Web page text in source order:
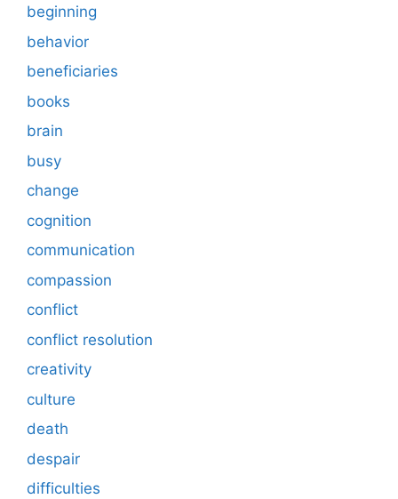
beginning
behavior
beneficiaries
books
brain
busy
change
cognition
communication
compassion
conflict
conflict resolution
creativity
culture
death
despair
difficulties